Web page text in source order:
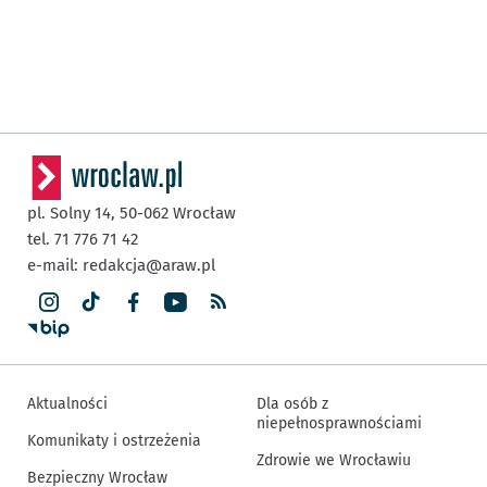
pl. Solny 14, 50-062 Wrocław
tel. 71 776 71 42
e-mail: redakcja@araw.pl
Aktualności
Komunikaty i ostrzeżenia
Bezpieczny Wrocław
Dla osób z
niepełnosprawnościami
Zdrowie we Wrocławiu